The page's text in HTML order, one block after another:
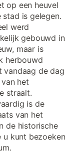
op een heuvel
stad is gelegen.
werd
gebouwd in
maar is
herbouwd
vandaag de dag
het
straalt.
is de
van het
de historische
u kunt bezoeken